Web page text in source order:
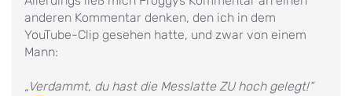
anderen Kommentar denken, den ich in dem
YouTube-Clip gesehen hatte, und zwar von einem
Mann:
„Verdammt, du hast die Messlatte ZU hoch gelegt!“